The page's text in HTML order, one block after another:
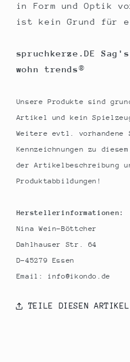
in Form und Optik
ist kein Grund für
spruchkerze.DE
wohn trends®
Unsere Produkte sind
Artikel und kein
Weitere evtl. vorhandene
Kennzeichnungen zu
der Artikelbeschreibung
Produktabbildungen!
Herstellerinformationen:
Nina Wein-Böttcher
Dahlhauser Str. 64
D-45279 Essen
Email: info@ikondo.de
TEILE DIESEN ARTIKEL